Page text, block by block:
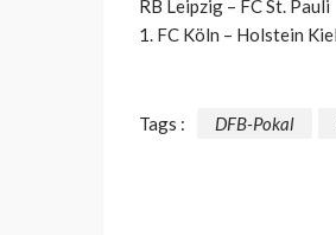
RB Leipzig – FC St. Pauli
1. FC Köln – Holstein Kiel
Tags : DFB-Pokal